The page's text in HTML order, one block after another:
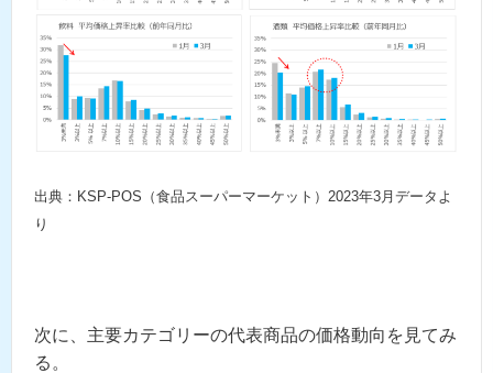
出典：KSP-POS（食品スーパーマーケット）2023年3月データよ
り
次に、主要カテゴリーの代表商品の価格動向を見てみ
る。